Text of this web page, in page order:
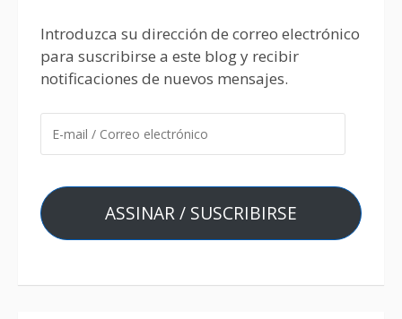
Introduzca su dirección de correo electrónico
para suscribirse a este blog y recibir
notificaciones de nuevos mensajes.
ASSINAR / SUSCRIBIRSE